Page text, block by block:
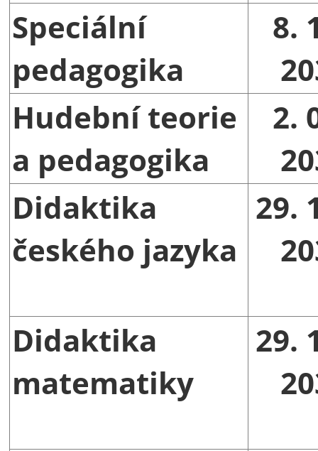
Speciální
pedagogika
8.
Hudební teorie
a pedagogika
2.
Didaktika
českého jazyka
29.
Didaktika
matematiky
29.